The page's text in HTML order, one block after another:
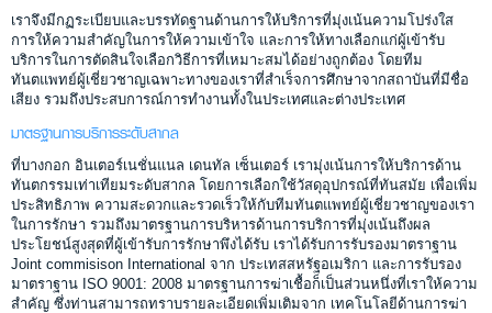
เราจึงมีกฏระเบียบและบรรทัดฐานด้านการให้บริการที่มุ่งเน้นความโปร่งใส
การให้ความสำคัญในการให้ความเข้าใจ และการให้ทางเลือกแก่ผู้เข้ารับ
บริการในการตัดสินใจเลือกวิธีการที่เหมาะสมได้อย่างถูกต้อง โดยทีม
ทันตแพทย์ผู้เชี่ยวชาญเฉพาะทางของเราที่สำเร็จการศึกษาจากสถาบันที่มีชื่อ
เสียง รวมถึงประสบการณ์การทำงานทั้งในประเทศและต่างประเทศ
มาตรฐานการบริการระดับสากล
ที่บางกอก อินเตอร์เนชั่นแนล เดนทัล เซ็นเตอร์ เรามุ่งเน้นการให้บริการด้าน
ทันตกรรมเท่าเทียมระดับสากล โดยการเลือกใช้วัสดุอุปกรณ์ที่ทันสมัย เพื่อเพิ่ม
ประสิทธิภาพ ความสะดวกและรวดเร็วให้กับทีมทันตแพทย์ผู้เชี่ยวชาญของเรา
ในการรักษา รวมถึงมาตรฐานการบริหารด้านการบริการที่มุ่งเน้นถึงผล
ประโยชน์สูงสุดที่ผู้เข้ารับการรักษาพึงได้รับ เราได้รับการรับรองมาตราฐาน
Joint commisison International จาก ประเทสสหรัฐอเมริกา และการรับรอง
มาตราฐาน ISO 9001: 2008 มาตรฐานการฆ่าเชื้อก็เป็นส่วนหนึ่งที่เราให้ความ
สำคัญ ซึ่งท่านสามารถทราบรายละเอียดเพิ่มเติมจาก เทคโนโลยีด้านการฆ่า